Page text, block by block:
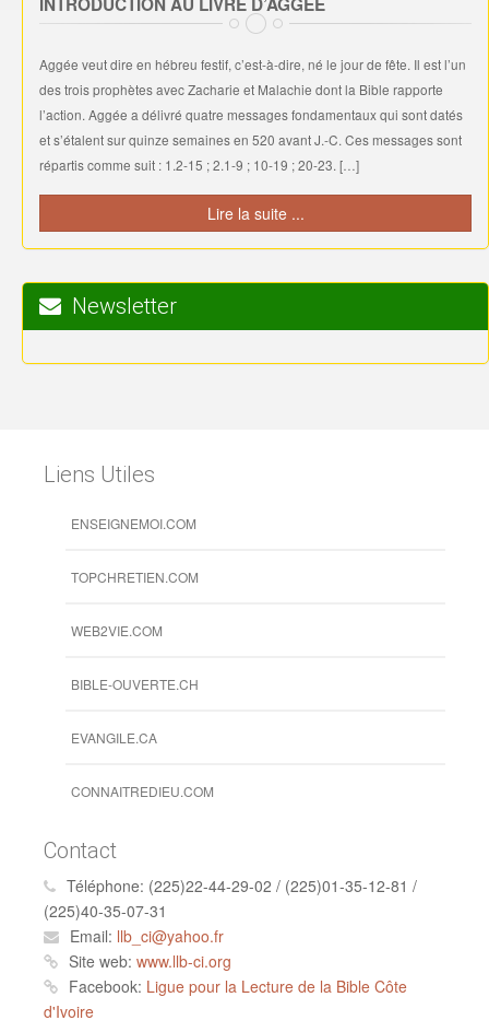
Aggée veut dire en hébreu festif, c’est-à-dire, né le jour de fête. Il est l’un
des trois prophètes avec Zacharie et Malachie dont la Bible rapporte
l’action. Aggée a délivré quatre messages fondamentaux qui sont datés
et s’étalent sur quinze semaines en 520 avant J.-C. Ces messages sont
répartis comme suit : 1.2-15 ; 2.1-9 ; 10-19 ; 20-23. […]
Lire la suite ...
Newsletter
Liens Utiles
ENSEIGNEMOI.COM
TOPCHRETIEN.COM
WEB2VIE.COM
BIBLE-OUVERTE.CH
EVANGILE.CA
CONNAITREDIEU.COM
Contact
Téléphone: (225)22-44-29-02 / (225)01-35-12-81 /
(225)40-35-07-31
Email: llb_ci@yahoo.fr
Site web: www.llb-ci.org
Facebook: Ligue pour la Lecture de la Bible Côte
d'Ivoire